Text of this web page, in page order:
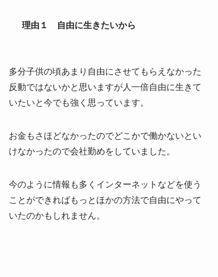
理由１ 自由に生きたいから
多分子供の頃あまり自由にさせてもらえなかった
反動ではないかと思いますが人一倍自由に生きて
いたいと今でも強く思っています。
お金もさほどなかったのでどこかで働かないとい
けなかったので会社勤めをしていました。
今のように情報も多くインターネットなどを使う
ことができればもっとほかの方法で自由にやって
いたのかもしれません。